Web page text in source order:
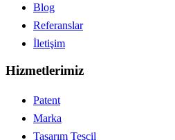
Blog
Referanslar
İletişim
Hizmetlerimiz
Patent
Marka
Tasarım Tescil